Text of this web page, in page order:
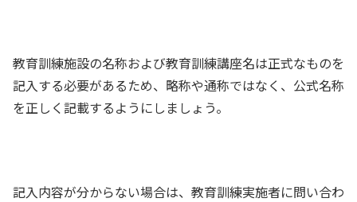
教育訓練施設の名称および教育訓練講座名は正式なものを
記入する必要があるため、略称や通称ではなく、公式名称
を正しく記載するようにしましょう。
記入内容が分からない場合は、教育訓練実施者に問い合わ